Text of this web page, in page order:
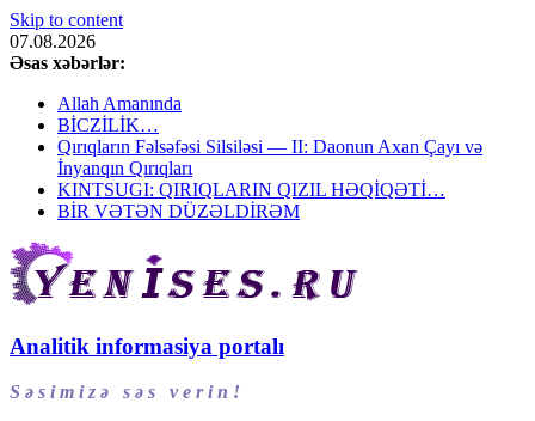
Skip to content
07.08.2026
Əsas xəbərlər:
Allah Amanında
BİCZİLİK…
Qırıqların Fəlsəfəsi Silsiləsi — II: Daonun Axan Çayı və
İnyanqın Qırıqları
KINTSUGI: QIRIQLARIN QIZIL HƏQİQƏTİ…
BİR VƏTƏN DÜZƏLDİRƏM
Analitik informasiya portalı
S ə s i m i z ə s ə s v e r i n !